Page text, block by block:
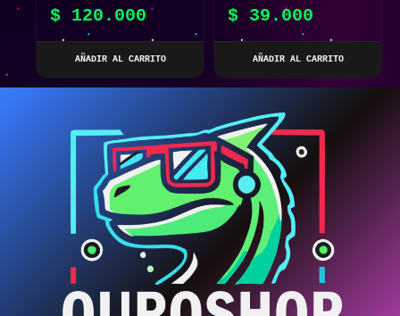
$ 120.000
AÑADIR AL CARRITO
TRANSFORMERS
$ 39.000
AÑADIR AL CARRITO